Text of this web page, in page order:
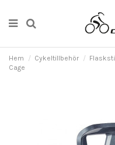
Hem Cykeltillbehör
Cage